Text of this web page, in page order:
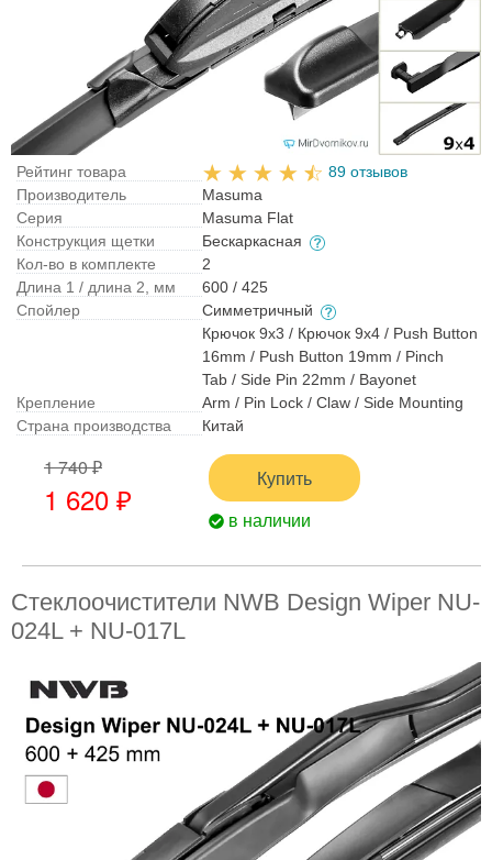
Рейтинг товара
89 отзывов
Производитель
Masuma
Серия
Masuma Flat
Конструкция щетки
Бескаркасная
Кол-во в комплекте
2
Длина 1 / длина 2, мм
600 / 425
Спойлер
Симметричный
Крепление
Крючок 9x3 / Крючок 9x4 / Push Button
16mm / Push Button 19mm / Pinch
Tab / Side Pin 22mm / Bayonet
Arm / Pin Lock / Claw / Side Mounting
Страна производства
Китай
1 740 ₽
1 620 ₽
Купить
в наличии
Стеклоочистители NWB Design Wiper NU-
024L + NU-017L